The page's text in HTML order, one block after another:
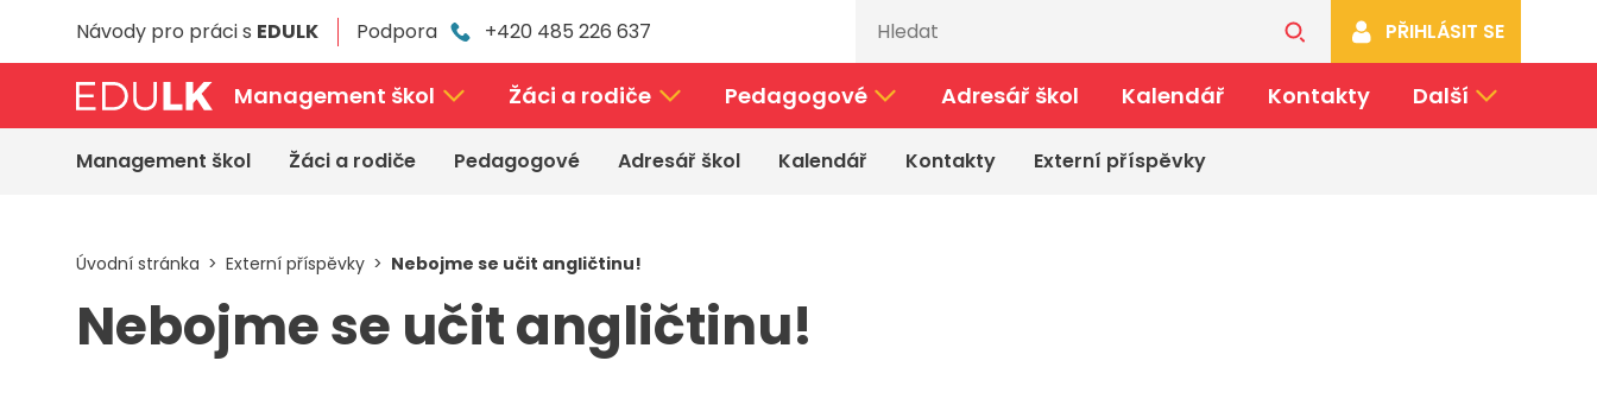
Návody pro práci s EDULK Podpora +420 485 226 637 PŘIHLÁSIT SE
Management škol Žáci a rodiče Pedagogové Adresář škol Kalendář Kontakty Další
Management škol Žáci a rodiče Pedagogové Adresář škol Kalendář Kontakty Externí příspěvky
Úvodní stránka Externí příspěvky Nebojme se učit angličtinu!
Nebojme se učit angličtinu!